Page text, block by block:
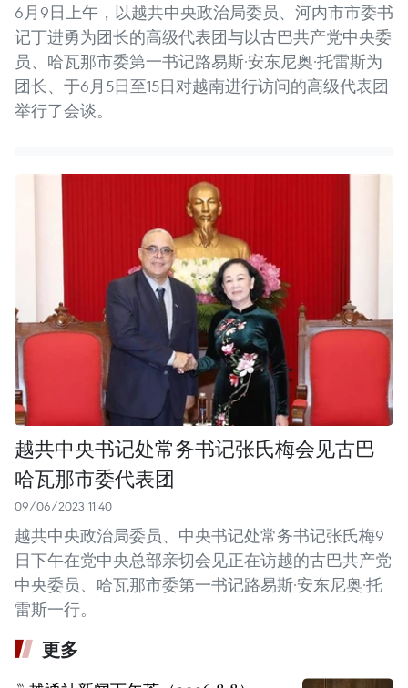
6月9日上午，以越共中央政治局委员、河内市市委书
记丁进勇为团长的高级代表团与以古巴共产党中央委
员、哈瓦那市委第一书记路易斯·安东尼奥·托雷斯为
团长、于6月5日至15日对越南进行访问的高级代表团
举行了会谈。
越共中央书记处常务书记张氏梅会见古巴
哈瓦那市委代表团
09/06/2023 11:40
越共中央政治局委员、中央书记处常务书记张氏梅9
日下午在党中央总部亲切会见正在访越的古巴共产党
中央委员、哈瓦那市委第一书记路易斯·安东尼奥·托
雷斯一行。
更多